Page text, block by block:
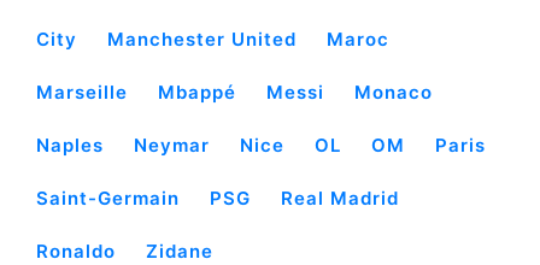
City Manchester United Maroc
Marseille Mbappé Messi Monaco
Naples Neymar Nice OL OM Paris
Saint-Germain PSG Real Madrid
Ronaldo Zidane